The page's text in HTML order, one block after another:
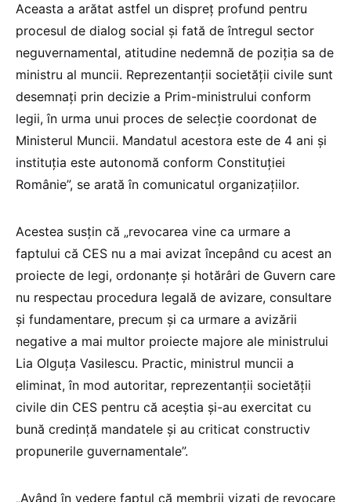
Aceasta a arătat astfel un dispreț profund pentru
procesul de dialog social și fată de întregul sector
neguvernamental, atitudine nedemnă de poziția sa de
ministru al muncii. Reprezentanții societății civile sunt
desemnați prin decizie a Prim-ministrului conform
legii, în urma unui proces de selecție coordonat de
Ministerul Muncii. Mandatul acestora este de 4 ani și
instituția este autonomă conform Constituției
Românie”, se arată în comunicatul organizațiilor.
Acestea susțin că „revocarea vine ca urmare a
faptului că CES nu a mai avizat începând cu acest an
proiecte de legi, ordonanțe și hotărâri de Guvern care
nu respectau procedura legală de avizare, consultare
și fundamentare, precum și ca urmare a avizării
negative a mai multor proiecte majore ale ministrului
Lia Olguța Vasilescu. Practic, ministrul muncii a
eliminat, în mod autoritar, reprezentanții societății
civile din CES pentru că aceștia și-au exercitat cu
bună credință mandatele și au criticat constructiv
propunerile guvernamentale”.
„Având în vedere faptul că membrii vizați de revocare